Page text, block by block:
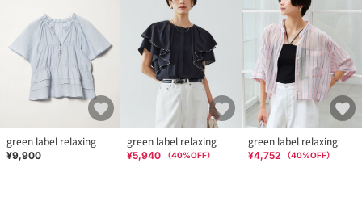
green label relaxing
¥9,900
green label relaxing
¥5,940 （40%OFF）
green label relaxing
¥4,752 （40%OFF）